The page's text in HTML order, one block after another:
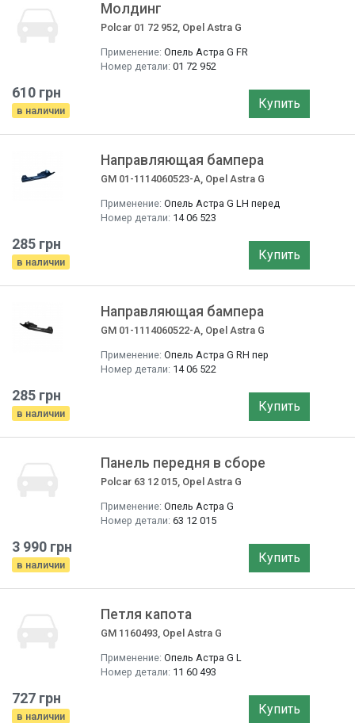
Молдинг
Polcar 01 72 952, Opel Astra G
Применение: Опель Астра G FR
Номер детали: 01 72 952
610 грн
в наличии Купить
Направляющая бампера
GM 01-1114060523-A, Opel Astra G
Применение: Опель Астра G LH перед
Номер детали: 14 06 523
285 грн
в наличии Купить
Направляющая бампера
GM 01-1114060522-A, Opel Astra G
Применение: Опель Астра G RH пер
Номер детали: 14 06 522
285 грн
в наличии Купить
Панель передня в сборе
Polcar 63 12 015, Opel Astra G
Применение: Опель Астра G
Номер детали: 63 12 015
3 990 грн
в наличии Купить
Петля капота
GM 1160493, Opel Astra G
Применение: Опель Астра G L
Номер детали: 11 60 493
727 грн
в наличии Купить